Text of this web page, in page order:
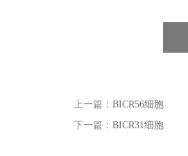
上一篇： BICR56细胞
下一篇： BICR31细胞